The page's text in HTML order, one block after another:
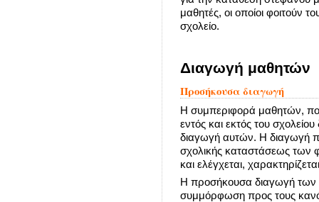
μαθητές, οι οποίοι φοιτούν
σχολείο.
Διαγωγή μαθητών
Προσήκουσα διαγωγή
Η συμπεριφορά μαθητών,
εντός και εκτός του
διαγωγή αυτών. Η διαγωγή
σχολικής καταστάσεως των
και ελέγχεται,
Η προσήκουσα διαγωγή
συμμόρφωση προς τους